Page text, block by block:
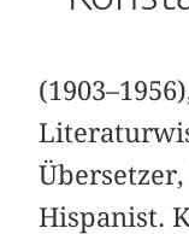
Hispanist.